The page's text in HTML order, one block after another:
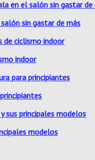
sin gastar de más
indoor
modelos